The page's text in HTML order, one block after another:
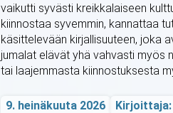
vaikutti syvästi kreikkalaiseen
kiinnostaa syvemmin, kannattaa
käsittelevään kirjallisuuteen, joka
jumalat elävät yhä vahvasti myös
tai laajemmasta kiinnostuksesta
9. heinäkuuta 2026 Kirjoittaja: